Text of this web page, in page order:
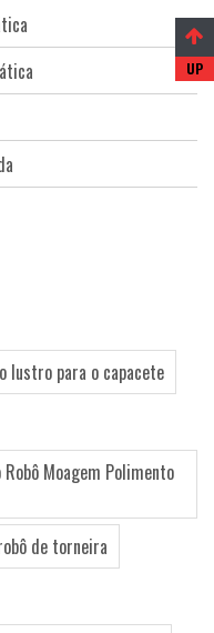
lustro para o capacete
Moagem Polimento
de torneira